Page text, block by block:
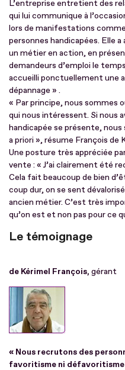
L’entreprise entretient des
qui lui communique à
lors de manifestations comme
personnes handicapées. Elle a
un métier en action, en
demandeurs d’emploi le
accueilli ponctuellement une
dépannage » .
« Par principe, nous sommes
qui nous intéressent. Si nous
handicapée se présente, nous
a priori », résume François de
Une posture très appréciée
vente : « J’ai clairement été
Cela fait beaucoup de bien
coup dur, on se sent
ancien métier. C’est très
qu’on est et non pas pour ce
Le témoignage
de Kérimel François, gérant
« Nous recrutons des
favoritisme ni défavoritisme